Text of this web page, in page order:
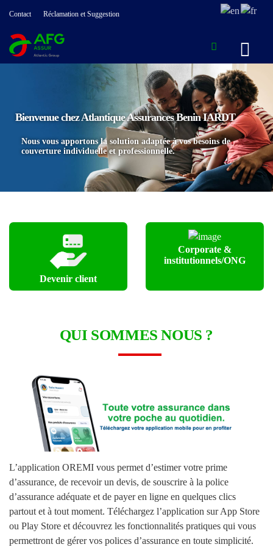
Contact Réclamation et Suggestion
Bienvenue chez Atlantique Assurances Benin IARDT
Nous vous apportons la solution adaptée à vos besoins de
couverture individuelle et professionnelle.
Devenir client
Corporate &
institutionnels/ONG
QUI SOMMES NOUS ?
L’application OREMI vous permet d’estimer votre prime
d’assurance, de recevoir un devis, de souscrire à la police
d’assurance adéquate et de payer en ligne en quelques clics
partout et à tout moment. Téléchargez l’application sur App Store
ou Play Store et découvrez les fonctionnalités pratiques qui vous
permettront de gérer vos polices d’assurance en toute simplicité.